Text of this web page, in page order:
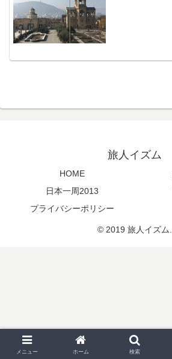
旅人イズム
HOME
日本一周2013
プライバシーポリシー
© 2019 旅人イズム.
メニュー ホーム 検索